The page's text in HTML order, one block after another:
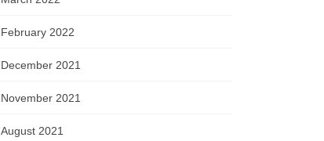
February 2022
December 2021
November 2021
August 2021